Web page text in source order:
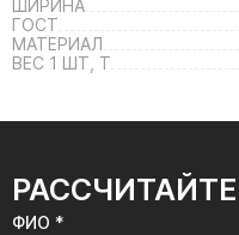
ШИРИНА
ГОСТ
МАТЕРИАЛ
ВЕС 1 ШТ, Т
ФИО *